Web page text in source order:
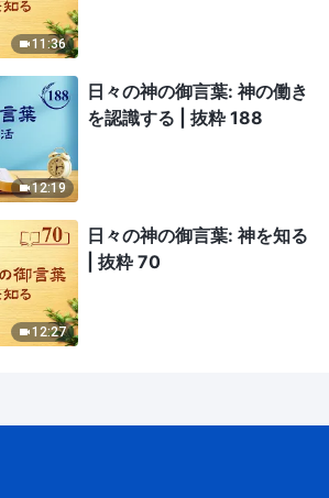
11:36
12:19
日々の神の御言葉: 神の働き
を認識する | 抜粋 188
12:27
日々の神の御言葉: 神を知る
| 抜粋 70